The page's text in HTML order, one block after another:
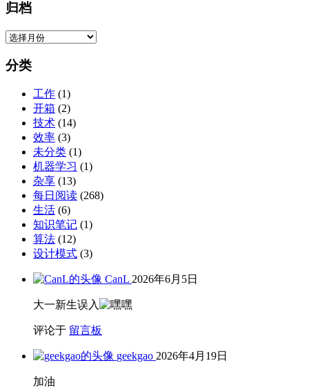
归档
归
分类
工作 (1)
开箱 (2)
技术 (14)
效率 (3)
未分类 (1)
机器学习 (1)
杂享 (13)
每日阅读 (268)
生活 (6)
知识笔记 (1)
算法 (12)
设计模式 (3)
CanL 2026年6月5日
大一新生误入
评论于 留言板
geekgao 2026年4月19日
加油